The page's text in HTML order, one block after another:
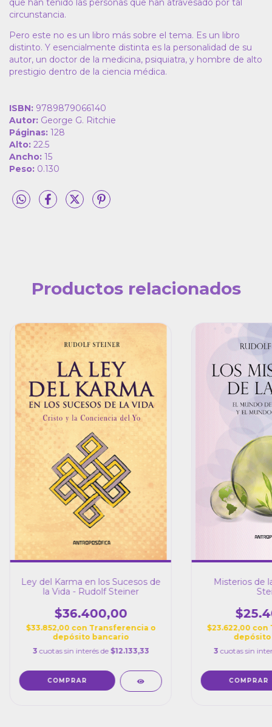
que han tenido las personas que han atravesado por tal
circunstancia.
Pero este no es un libro más sobre el tema. Es un libro
distinto. Y esencialmente distinta es la personalidad de su
autor, un doctor de la medicina, psiquiatra, y hombre de alto
prestigio dentro de la ciencia médica.
ISBN: 9789879066140
Autor: George G. Ritchie
Páginas: 128
Alto: 22.5
Ancho: 15
Peso: 0.130
Productos relacionados
Ley del Karma en los Sucesos de
la Vida - Rudolf Steiner
$36.400,00
$33.852,00 con Transferencia o
depósito bancario
3 cuotas sin interés de $12.133,33
Misterios de
$23.622,00 con
3 cuotas sin